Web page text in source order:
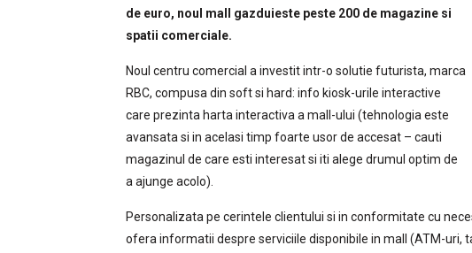
de euro, noul mall gazduieste peste 200 de magazine si
spatii comerciale.
Noul centru comercial a investit intr-o solutie futurista, marca
RBC, compusa din soft si hard: info kiosk-urile interactive
care prezinta harta interactiva a mall-ului (tehnologia este
avansata si in acelasi timp foarte usor de accesat – cauti
magazinul de care esti interesat si iti alege drumul optim de
a ajunge acolo).
Personalizata pe cerintele clientului si in conformitate cu
ofera informatii despre serviciile disponibile in mall (ATM-uri,